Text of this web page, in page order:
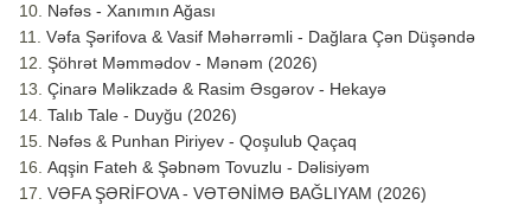
Nəfəs - Xanımın Ağası
Vəfa Şərifova & Vasif Məhərrəmli - Dağlara Çən Düşəndə
Şöhrət Məmmədov - Mənəm (2026)
Çinarə Məlikzadə & Rasim Əsgərov - Hekayə
Talıb Tale - Duyğu (2026)
Nəfəs & Punhan Piriyev - Qoşulub Qaçaq
Aqşin Fateh & Şəbnəm Tovuzlu - Dəlisiyəm
VƏFA ŞƏRİFOVA - VƏTƏNİMƏ BAĞLIYAM (2026)